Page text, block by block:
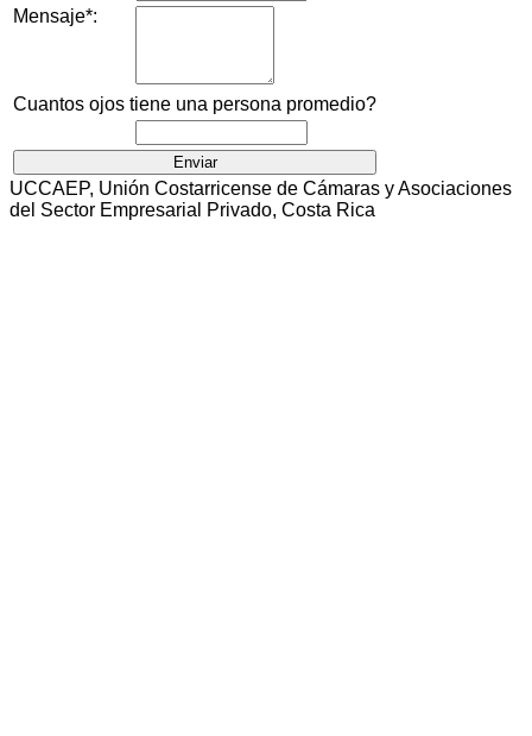
Mensaje*:
Cuantos ojos tiene una persona promedio?
UCCAEP, Unión Costarricense de Cámaras y Asociaciones
del Sector Empresarial Privado, Costa Rica